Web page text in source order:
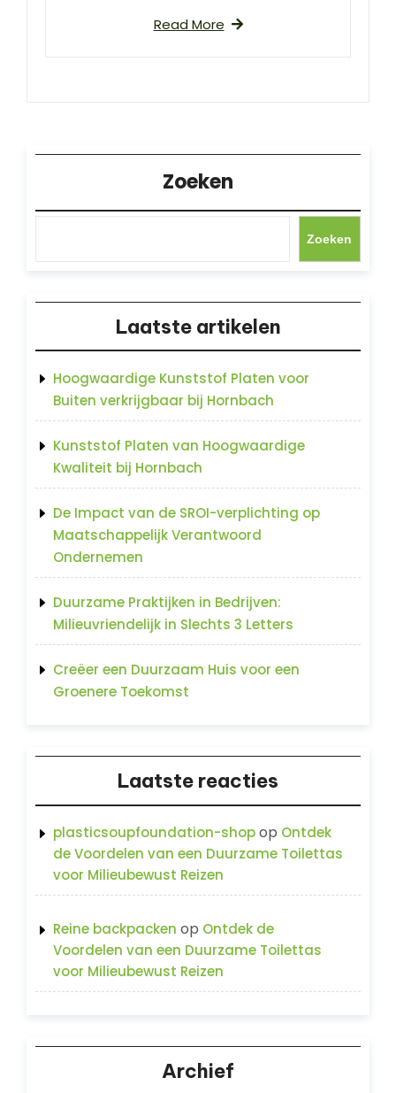
Read More
Zoeken
Zoeken
Laatste artikelen
Hoogwaardige Kunststof Platen voor
Buiten verkrijgbaar bij Hornbach
Kunststof Platen van Hoogwaardige
Kwaliteit bij Hornbach
De Impact van de SROI-verplichting op
Maatschappelijk Verantwoord
Ondernemen
Duurzame Praktijken in Bedrijven:
Milieuvriendelijk in Slechts 3 Letters
Creëer een Duurzaam Huis voor een
Groenere Toekomst
Laatste reacties
plasticsoupfoundation-shopop Ontdek
de Voordelen van een Duurzame Toilettas
voor Milieubewust Reizen
Reine backpacken op Ontdek de
Voordelen van een Duurzame Toilettas
voor Milieubewust Reizen
Archief